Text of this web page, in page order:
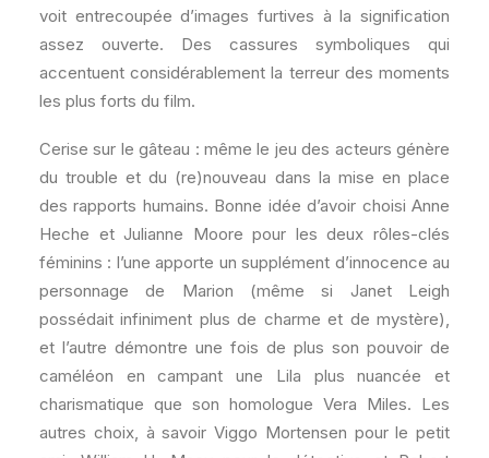
voit entrecoupée d’images furtives à la signification
assez ouverte. Des cassures symboliques qui
accentuent considérablement la terreur des moments
les plus forts du film.
Cerise sur le gâteau : même le jeu des acteurs génère
du trouble et du (re)nouveau dans la mise en place
des rapports humains. Bonne idée d’avoir choisi Anne
Heche et Julianne Moore pour les deux rôles-clés
féminins : l’une apporte un supplément d’innocence au
personnage de Marion (même si Janet Leigh
possédait infiniment plus de charme et de mystère),
et l’autre démontre une fois de plus son pouvoir de
caméléon en campant une Lila plus nuancée et
charismatique que son homologue Vera Miles. Les
autres choix, à savoir Viggo Mortensen pour le petit